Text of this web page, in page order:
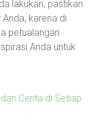
lakukan, pastikan
karena di
petualangan
Anda untuk
Cerita di Setiap